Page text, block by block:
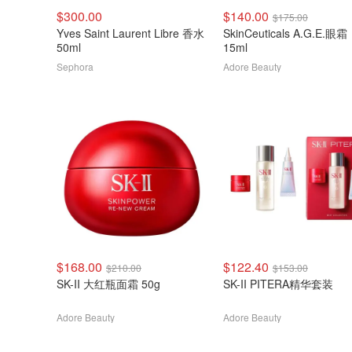
$300.00
Yves Saint Laurent Libre 香水
50ml
Sephora
$140.00 $175.00
SkinCeuticals A.G.E.眼霜
15ml
Adore Beauty
$168.00 $210.00
SK-II 大红瓶面霜 50g
Adore Beauty
$122.40 $153.00
SK-II PITERA精华套装
Adore Beauty